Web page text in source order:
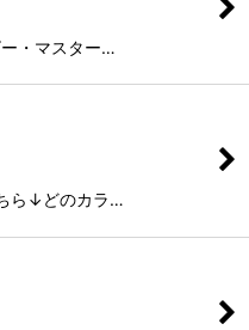
・マスター…
ら↓どのカラ…